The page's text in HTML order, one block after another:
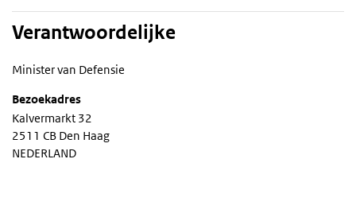
Verantwoordelijke
Minister van Defensie
Bezoekadres
Kalvermarkt 32
2511 CB Den Haag
NEDERLAND